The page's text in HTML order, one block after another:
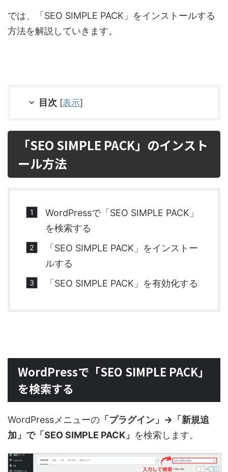
では、「SEO SIMPLE PACK」をインストールする
方法を解説していきます。
目次 [表示]
「SEO SIMPLE PACK」のインスト
ール方法
WordPressで「SEO SIMPLE PACK」
を検索する
「SEO SIMPLE PACK」をインストー
ルする
「SEO SIMPLE PACK」を有効化する
WordPressで「SEO SIMPLE PACK」
を検索する
WordPressメニューの 「プラグイン」→「新規追
加」で「SEO SIMPLE PACK」 を検索します。